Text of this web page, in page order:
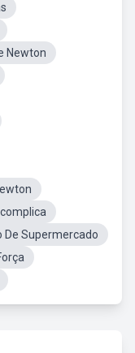
Newton
De Supermercado